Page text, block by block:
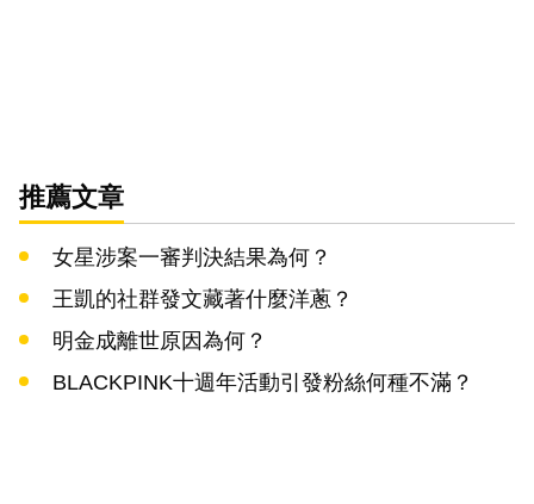
推薦文章
女星涉案一審判決結果為何？
王凱的社群發文藏著什麼洋蔥？
明金成離世原因為何？
BLACKPINK十週年活動引發粉絲何種不滿？